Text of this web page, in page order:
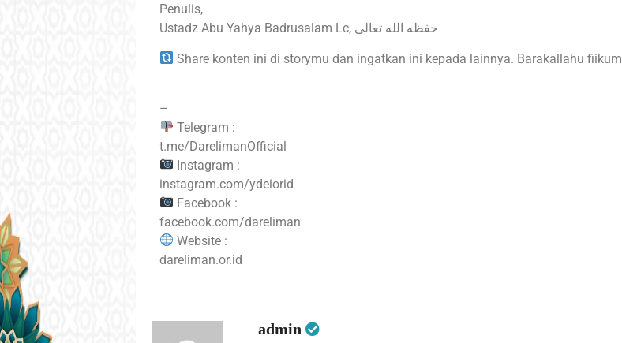
Penulis,
Ustadz Abu Yahya Badrusalam Lc, حفظه الله تعالى
Share konten ini di storymu dan ingatkan ini kepada lainnya. Barakallahu fiikum
–
Telegram :
t.me/DarelimanOfficial
Instagram :
instagram.com/ydeiorid
Facebook :
facebook.com/dareliman
Website :
dareliman.or.id
admin